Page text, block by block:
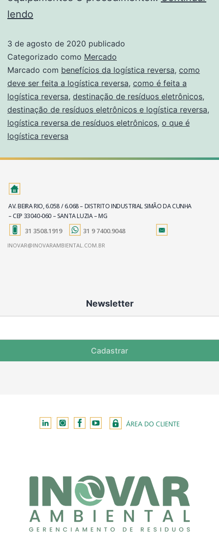
lendo
3 de agosto de 2020 publicado
Categorizado como Mercado
Marcado com benefícios da logística reversa, como
deve ser feita a logística reversa, como é feita a
logística reversa, destinação de resíduos eletrônicos,
destinação de resíduos eletrônicos e logística reversa,
logística reversa de resíduos eletrônicos, o que é
logística reversa
AV. BEIRA RIO, 6.058 / 6.068 – DISTRITO INDUSTRIAL SIMÃO DA CUNHA
– CEP 33040-060 – SANTA LUZIA – MG
31 3508.1919 31 9 7400.9048
INOVAR@INOVARAMBIENTAL.COM.BR
Newsletter
Cadastrar